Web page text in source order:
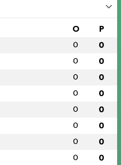
O P
0 0
0 0
0 0
0 0
0 0
0 0
0 0
0 0